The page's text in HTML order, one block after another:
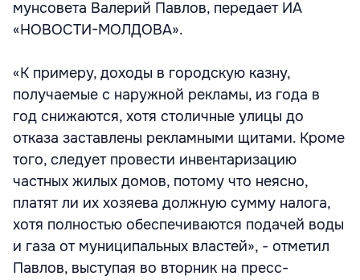
мунсовета Валерий Павлов, передает ИА
«НОВОСТИ-МОЛДОВА».
«К примеру, доходы в городскую казну,
получаемые с наружной рекламы, из года в
год снижаются, хотя столичные улицы до
отказа заставлены рекламными щитами. Кроме
того, следует провести инвентаризацию
частных жилых домов, потому что неясно,
платят ли их хозяева должную сумму налога,
хотя полностью обеспечиваются подачей воды
и газа от муниципальных властей», - отметил
Павлов, выступая во вторник на пресс-